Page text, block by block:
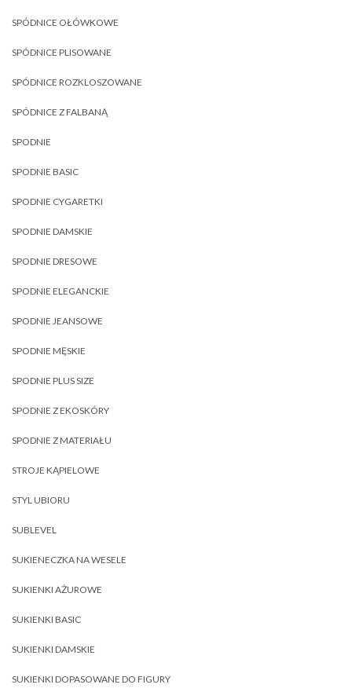
SPÓDNICE OŁÓWKOWE
SPÓDNICE PLISOWANE
SPÓDNICE ROZKLOSZOWANE
SPÓDNICE Z FALBANĄ
SPODNIE
SPODNIE BASIC
SPODNIE CYGARETKI
SPODNIE DAMSKIE
SPODNIE DRESOWE
SPODNIE ELEGANCKIE
SPODNIE JEANSOWE
SPODNIE MĘSKIE
SPODNIE PLUS SIZE
SPODNIE Z EKOSKÓRY
SPODNIE Z MATERIAŁU
STROJE KĄPIELOWE
STYL UBIORU
SUBLEVEL
SUKIENECZKA NA WESELE
SUKIENKI AŻUROWE
SUKIENKI BASIC
SUKIENKI DAMSKIE
SUKIENKI DOPASOWANE DO FIGURY